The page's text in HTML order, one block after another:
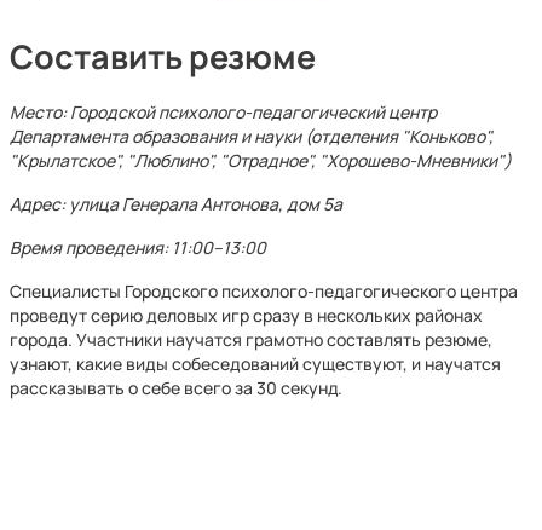
Составить резюме
Место: Городской психолого-педагогический центр
Департамента образования и науки (отделения "Коньково",
"Крылатское", "Люблино", "Отрадное", "Хорошево-Мневники")
Адрес: улица Генерала Антонова, дом 5а
Время проведения: 11:00–13:00
Специалисты Городского психолого-педагогического центра
проведут серию деловых игр сразу в нескольких районах
города. Участники научатся грамотно составлять резюме,
узнают, какие виды собеседований существуют, и научатся
рассказывать о себе всего за 30 секунд.